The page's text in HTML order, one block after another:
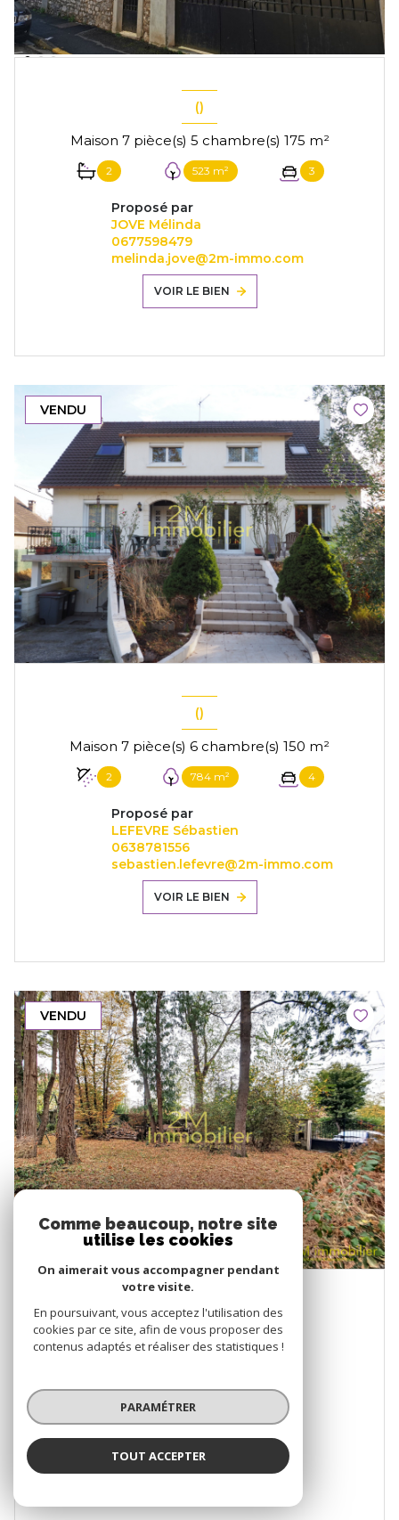
()
Maison 7 pièce(s) 5 chambre(s) 175 m²
2 523 m² 3
Proposé par
JOVE Mélinda
0677598479
melinda.jove@2m-immo.com
VOIR LE BIEN
VENDU
()
Maison 7 pièce(s) 6 chambre(s) 150 m²
2 784 m² 4
Proposé par
LEFEVRE Sébastien
0638781556
sebastien.lefevre@2m-immo.com
VOIR LE BIEN
VENDU
()
Terrain 1330 m²
Proposé par
2M IMMOBILIER
VOIR LE BIEN
Comme beaucoup, notre site
utilise les cookies
On aimerait vous accompagner pendant
votre visite.
En poursuivant, vous acceptez l'utilisation des
cookies par ce site, afin de vous proposer des
contenus adaptés et réaliser des statistiques !
PARAMÉTRER
TOUT ACCEPTER